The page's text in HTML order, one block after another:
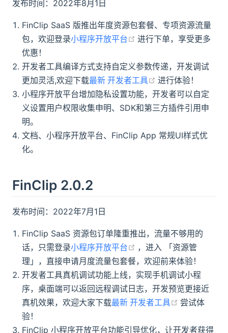
发布时间：2022年8月1日
FinClip SaaS 版推出年度资源包套餐、专项资源流量
包，欢迎登录小程序开放平台 (opens new window)
进行下单，享受更多
优惠！
开发者工具编译方式支持自定义参数传递，开发调试
更加灵活,欢迎下载最新 开发者工具 (opens new
进行体验！
小程序开放平台增加隐私设置功能，开发者可以自定
义设置用户权限收集申明、SDK和第三方插件引用申
明。
文档、小程序开放平台、FinClip App 常规UI样式优
化。
FinClip 2.0.2
发布时间：2022年7月1日
FinClip SaaS 资源包订单隆重推出，流量不够用的
话，只需登录小程序开放平台 (opens new window)
，进入 「资源管
理」，直接申请月度流量包套餐，欢迎前来体验！
开发者工具真机调试功能上线，实现手机调试小程
序，桌面端可以返回远程调试日志，开发预览更接近
真机效果，欢迎大家下载最新 开发者工具 (opens
尝试体
验！
FinClip 小程序开放平台功能引导优化，让开发者获得